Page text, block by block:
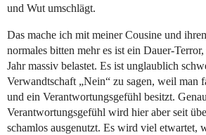
und Wut umschlägt.
Das mache ich mit meiner Cousine und
normales bitten mehr es ist ein Dauer-
Jahr massiv belastet. Es ist unglaublich
Verwandtschaft „Nein“ zu sagen, weil man
und ein Verantwortungsgefühl besitzt.
Verantwortungsgefühl wird hier aber seit
schamlos ausgenutzt. Es wird viel etwartet,